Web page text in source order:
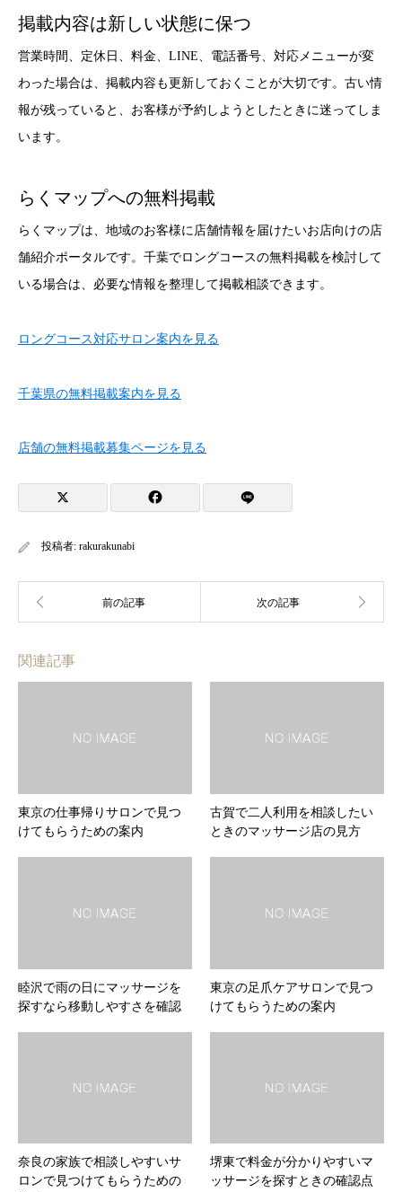
掲載内容は新しい状態に保つ
営業時間、定休日、料金、LINE、電話番号、対応メニューが変
わった場合は、掲載内容も更新しておくことが大切です。古い情
報が残っていると、お客様が予約しようとしたときに迷ってしま
います。
らくマップへの無料掲載
らくマップは、地域のお客様に店舗情報を届けたいお店向けの店
舗紹介ポータルです。千葉でロングコースの無料掲載を検討して
いる場合は、必要な情報を整理して掲載相談できます。
ロングコース対応サロン案内を見る
千葉県の無料掲載案内を見る
店舗の無料掲載募集ページを見る
投稿者: rakurakunabi
関連記事
東京の仕事帰りサロンで見つ
けてもらうための案内
古賀で二人利用を相談したい
ときのマッサージ店の見方
睦沢で雨の日にマッサージを
探すなら移動しやすさを確認
東京の足爪ケアサロンで見つ
けてもらうための案内
奈良の家族で相談しやすいサ
ロンで見つけてもらうための
堺東で料金が分かりやすいマ
ッサージを探すときの確認点